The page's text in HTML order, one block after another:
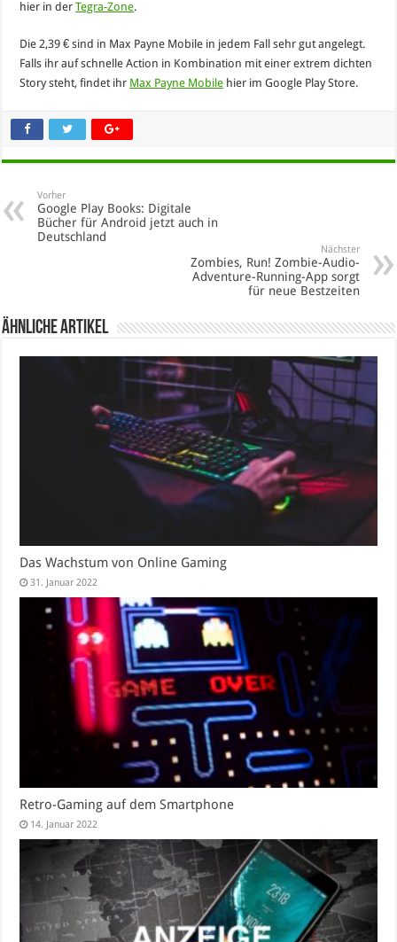
hier in derTegra-Zone.
Die 2,39 € sind in Max Payne Mobile in jedem Fall sehr gut angelegt.
Falls ihr auf schnelle Action in Kombination mit einer extrem dichten
Story steht, findet ihr Max Payne Mobile hier im Google Play Store.
Vorher
Google Play Books: Digitale
Bücher für Android jetzt auch in
Deutschland
Nächster
Zombies, Run! Zombie-Audio-
Adventure-Running-App sorgt
für neue Bestzeiten
Ähnliche Artikel
Das Wachstum von Online Gaming
31. Januar 2022
Retro-Gaming auf dem Smartphone
14. Januar 2022